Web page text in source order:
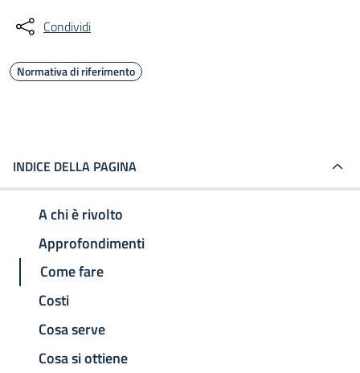
Condividi
Normativa di riferimento
INDICE DELLA PAGINA
A chi è rivolto
Approfondimenti
Come fare
Costi
Cosa serve
Cosa si ottiene